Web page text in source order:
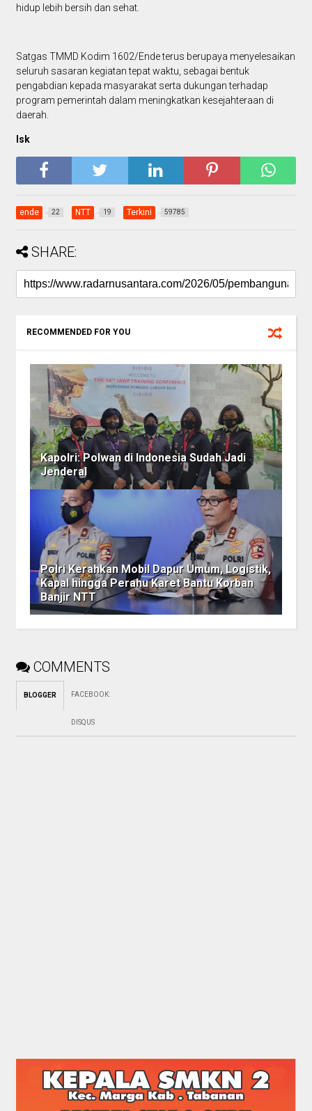
hidup lebih bersih dan sehat.
Satgas TMMD Kodim 1602/Ende terus berupaya menyelesaikan
seluruh sasaran kegiatan tepat waktu, sebagai bentuk
pengabdian kepada masyarakat serta dukungan terhadap
program pemerintah dalam meningkatkan kesejahteraan di
daerah.
Isk
ende 22 NTT 19 Terkini 59785
SHARE:
RECOMMENDED FOR YOU
Kapolri: Polwan di Indonesia Sudah Jadi
Jenderal
Polri Kerahkan Mobil Dapur Umum, Logistik,
Kapal hingga Perahu Karet Bantu Korban
Banjir NTT
COMMENTS
BLOGGER FACEBOOK:
DISQUS